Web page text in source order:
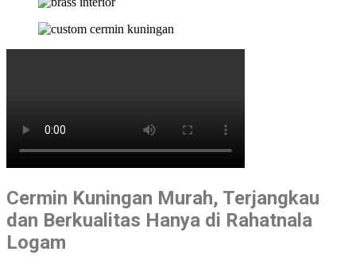
Cermin Kuningan Murah, Terjangkau
dan Berkualitas Hanya di Rahatnala
Logam